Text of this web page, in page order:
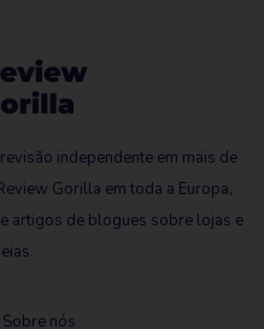
independente em mais de
Gorilla em toda a Europa,
artigos de blogues sobre lojas e
Sobre nós